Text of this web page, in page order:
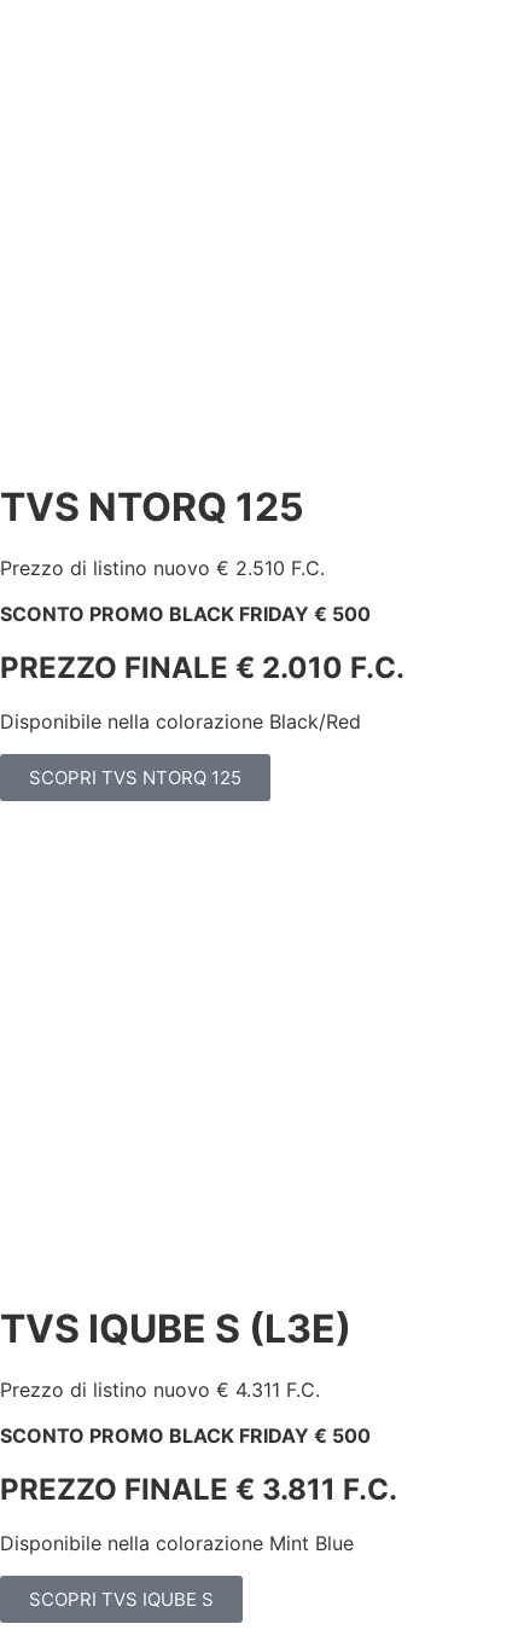
TVS NTORQ 125
Prezzo di listino nuovo € 2.510 F.C.
SCONTO PROMO BLACK FRIDAY € 500
PREZZO FINALE € 2.010 F.C.
Disponibile nella colorazione Black/Red
SCOPRI TVS NTORQ 125
TVS IQUBE S (L3E)
Prezzo di listino nuovo € 4.311 F.C.
SCONTO PROMO BLACK FRIDAY € 500
PREZZO FINALE € 3.811 F.C.
Disponibile nella colorazione Mint Blue
SCOPRI TVS IQUBE S